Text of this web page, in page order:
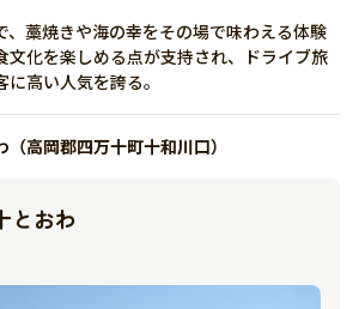
、藁焼きや海の幸をその場で味わえる体験
文化を楽しめる点が支持され、ドライブ旅
高い人気を誇る。
高岡郡四万十町十和川口）
おわ